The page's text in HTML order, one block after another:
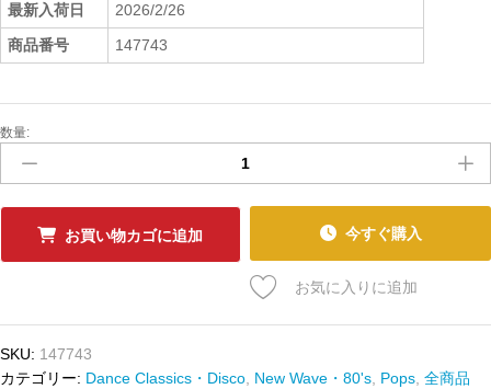
最新入荷日
2026/2/26
商品番号
147743
中
ﾚ
ｺ
ﾄﾞ
CAUSING
A
COMMOTION
数量:
お買い物カゴに追加 今すぐ購入
お気に入りに追加
SKU: 147743
カテゴリー: Dance Classics・Disco New Wave・80's Pops 全商品